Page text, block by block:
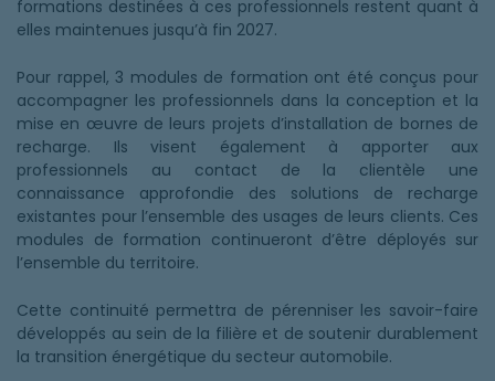
formations destinées à ces professionnels restent quant à
elles maintenues jusqu’à fin 2027.
Pour rappel, 3 modules de formation ont été conçus pour
accompagner les professionnels dans la conception et la
mise en œuvre de leurs projets d’installation de bornes de
recharge. Ils visent également à apporter aux
professionnels au contact de la clientèle une
connaissance approfondie des solutions de recharge
existantes pour l’ensemble des usages de leurs clients. Ces
modules de formation continueront d’être déployés sur
l’ensemble du territoire.
Cette continuité permettra de pérenniser les savoir-faire
développés au sein de la filière et de soutenir durablement
la transition énergétique du secteur automobile.